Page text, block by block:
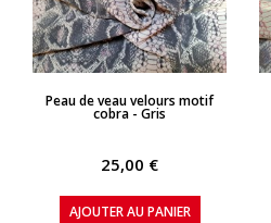
APERÇU RAPIDE
Peau de veau velours motif
cobra - Gris
25,00 €
AJOUTER AU PANIER